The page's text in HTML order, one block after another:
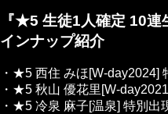
『★5 生徒1人確定 10
インナップ紹介
・★5 西住 みほ[W-day2024]
・★5 秋山 優花里[W-
・★5 冷泉 麻子[温泉] 特別出